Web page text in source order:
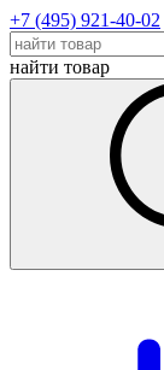
+7 (495) 921-40-02
найти товар